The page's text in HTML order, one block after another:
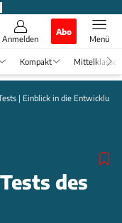
Anmelden
Abo
Menü
Kompakt Mittelklasse
| Einblick in die Entwicklung
des